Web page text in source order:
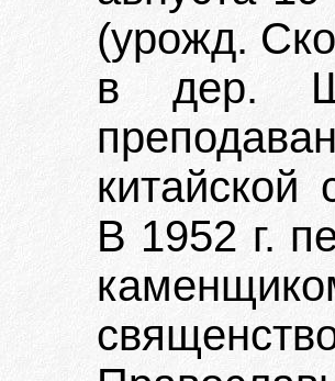
(урожд.
в дер.
китайской
В 1952 г.